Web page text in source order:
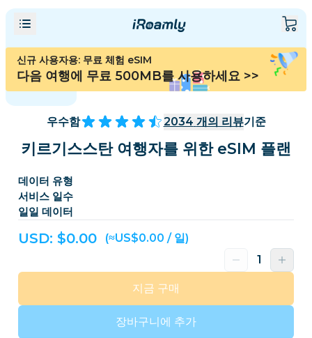
신규 사용자용: 무료 체험 eSIM
다음 여행에 무료 500MB를 사용하세요 >>
우수함 2034 개의 리뷰기준
키르기스스탄 여행자를 위한 eSIM 플랜
데이터 유형
서비스 일수
일일 데이터
USD: $0.00 (≈US$0.00 / 일)
장바구니에 추가
지금 구매